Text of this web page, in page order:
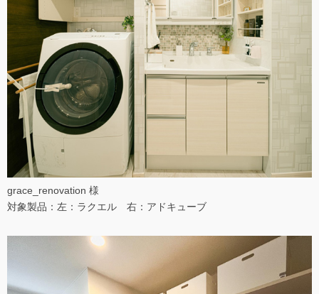
grace_renovation 様
対象製品：左：ラクエル 右：アドキューブ